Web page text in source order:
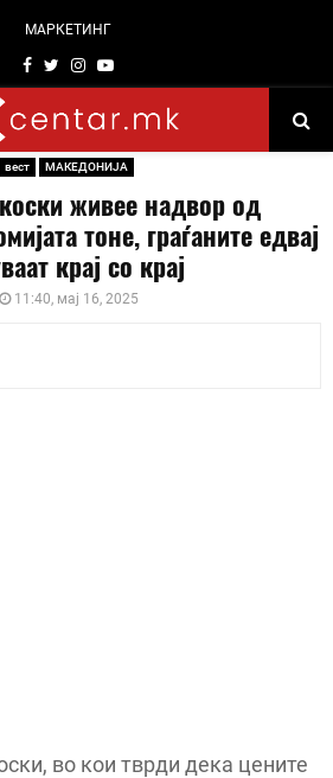
МАРКЕТИНГ
Facebook
TwitterInstagram
Youtube
вест МАКЕДОНИЈА
живее надвор од
тоне, граѓаните едвај
крај со крај
11:40, мај 16, 2025
во кои тврди дека цените